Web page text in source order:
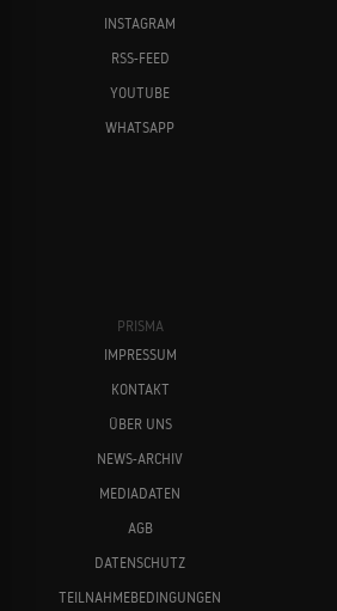
INSTAGRAM
RSS-FEED
YOUTUBE
WHATSAPP
PRISMA
IMPRESSUM
KONTAKT
ÜBER UNS
NEWS-ARCHIV
MEDIADATEN
AGB
DATENSCHUTZ
TEILNAHMEBEDINGUNGEN